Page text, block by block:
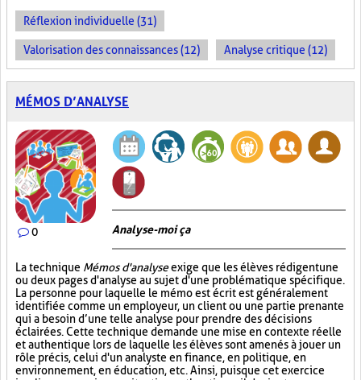
Réflexion individuelle (31)
Valorisation des connaissances (12) Analyse critique (12)
MÉMOS D’ANALYSE
0 Analyse-moi ça
La technique Mémos d'analyseexige que les élèves rédigent une
ou deux pages d'analyse au sujet d'une problématique spécifique.
La personne pour laquelle le mémo est écrit est généralement
identifiée comme un employeur, un client ou une partie prenante
qui a besoin d’une telle analyse pour prendre des décisions
éclairées. Cette technique demande une mise en contexte réelle
et authentique lors de laquelle les élèves sont amenés à jouer un
rôle précis, celui d'un analyste en finance, en politique, en
environnement, en éducation, etc. Ainsi, puisque cet exercice